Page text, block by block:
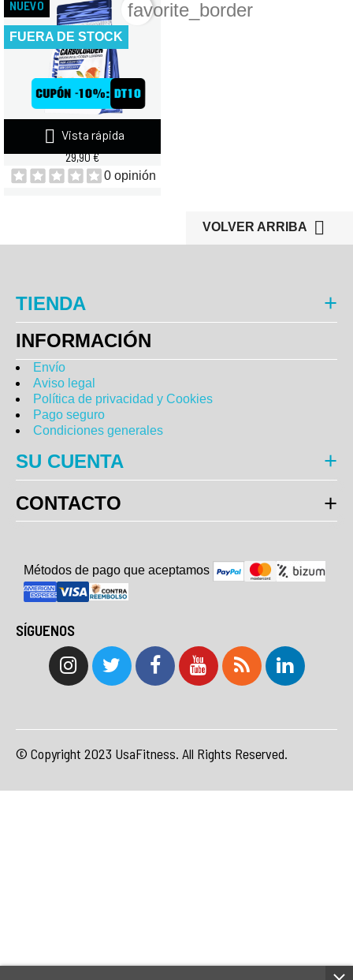
 Vista rápida
QUAMTRAX VITARGO...
29,90 €
0 opinión
NUEVO
FUERA DE STOCK
favorite_border
VOLVER ARRIBA 
TIENDA
INFORMACIÓN
Envío
Aviso legal
Política de privacidad y Cookies
Pago seguro
Condiciones generales
SU CUENTA
CONTACTO
Métodos de pago que aceptamos
SÍGUENOS
© Copyright 2023 UsaFitness. All Rights Reserved.